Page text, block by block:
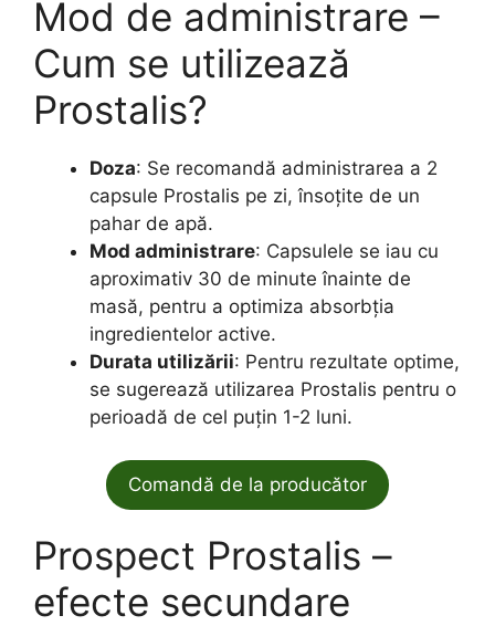
Mod de administrare –
Cum se utilizează
Prostalis?
Doza: Se recomandă administrarea a 2
capsule Prostalis pe zi, însoțite de un
pahar de apă.
Mod administrare: Capsulele se iau cu
aproximativ 30 de minute înainte de
masă, pentru a optimiza absorbția
ingredientelor active.
Durata utilizării: Pentru rezultate optime,
se sugerează utilizarea Prostalis pentru o
perioadă de cel puțin 1-2 luni.
Comandă de la producător
Prospect Prostalis –
efecte secundare